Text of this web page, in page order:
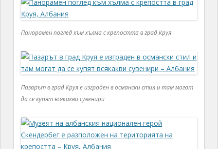
Панорамен поглед към хълма с крепостта в град Круя
Пазарът в град Круя е изграден в османски стил и там могат
да се купят всякакви сувенири